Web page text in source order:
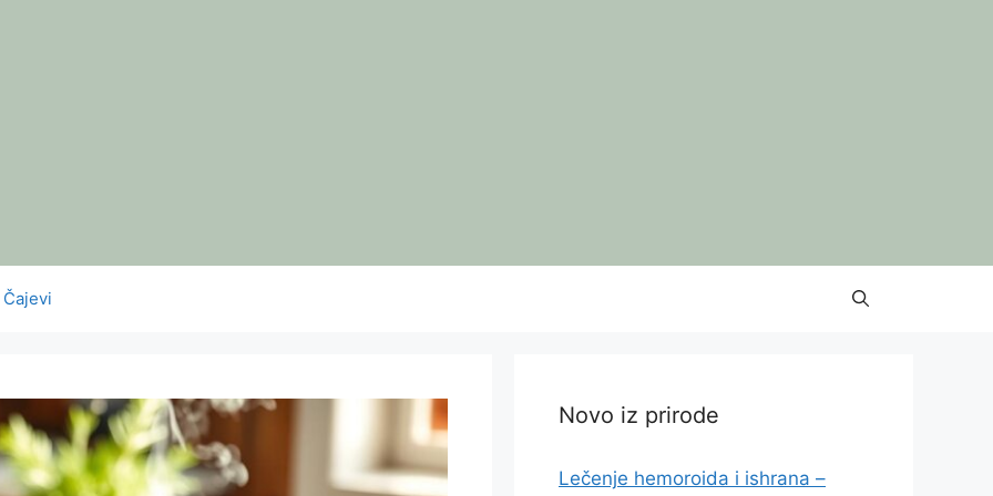
Čajevi
Novo iz prirode
Lečenje hemoroida i ishrana –